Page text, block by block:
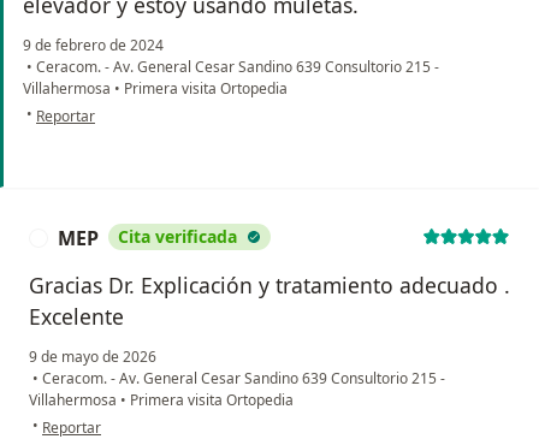
9 de febrero de 2024
• Ceracom. - Av. General Cesar Sandino 639 Consultorio 215 -
Villahermosa • Primera visita Ortopedia
• en opinión del usuario Julia Hernández
Reportar
MEP Cita verificada
Gracias Dr. Explicación y tratamiento adecuado .
Excelente
9 de mayo de 2026
• Ceracom. - Av. General Cesar Sandino 639 Consultorio 215 -
Villahermosa • Primera visita Ortopedia
• en opinión del usuario MEP
Reportar